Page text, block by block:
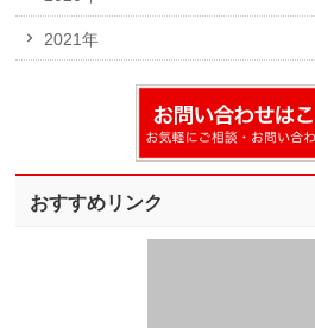
2021年
おすすめリンク